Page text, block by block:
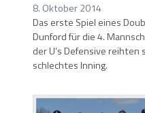
8. Oktober 2014
Das erste Spiel eines
Dunford für die 4.
der U’s Defensive reihten
schlechtes Inning.